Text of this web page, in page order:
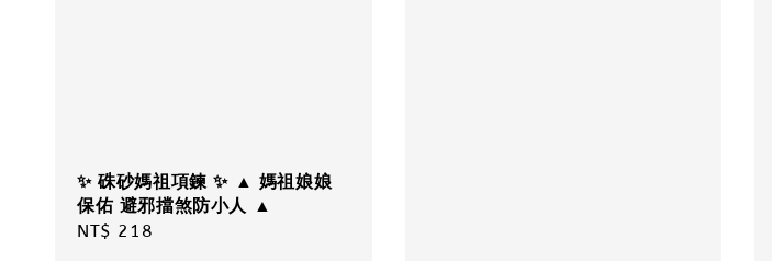
✨ 硃砂媽祖項鍊 ✨ ▲ 媽祖娘娘
保佑 避邪擋煞防小人 ▲
Regular
NT$ 218